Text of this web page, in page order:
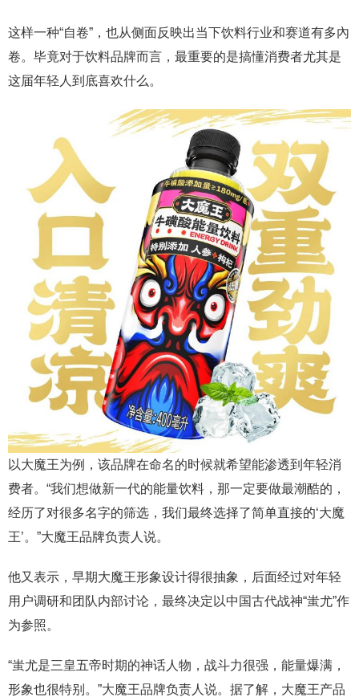
这样一种“自卷”，也从侧面反映出当下饮料行业和赛道有多內
卷。毕竟对于饮料品牌而言，最重要的是搞懂消费者尤其是
这届年轻人到底喜欢什么。
以大魔王为例，该品牌在命名的时候就希望能渗透到年轻消
费者。“我们想做新一代的能量饮料，那一定要做最潮酷的，
经历了对很多名字的筛选，我们最终选择了简单直接的‘大魔
王’。”大魔王品牌负责人说。
他又表示，早期大魔王形象设计得很抽象，后面经过对年轻
用户调研和团队内部讨论，最终决定以中国古代战神“蚩尤”作
为参照。
“蚩尤是三皇五帝时期的神话人物，战斗力很强，能量爆满，
形象也很特别。”大魔王品牌负责人说。据了解，大魔王产品